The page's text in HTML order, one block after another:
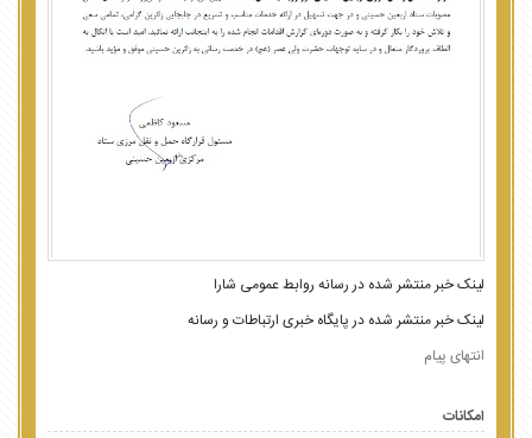
لینک خبر منتشر شده در رسانه روابط عمومی شارا
لینک خبر منتشر شده در پایگاه خبری ارتباطات و رسانه
انتهای پیام
امکانات